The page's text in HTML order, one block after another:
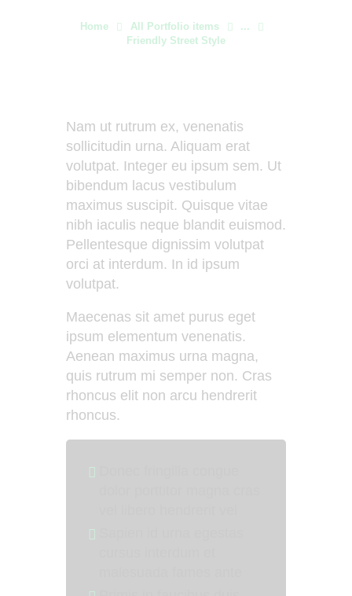
Home All Portfolio items
...
Friendly Street Style
Nam ut rutrum ex, venenatis
sollicitudin urna. Aliquam erat
volutpat. Integer eu ipsum sem. Ut
bibendum lacus vestibulum
maximus suscipit. Quisque vitae
nibh iaculis neque blandit euismod.
Pellentesque dignissim volutpat
orci at interdum. In id ipsum
volutpat.
Maecenas sit amet purus eget
ipsum elementum venenatis.
Aenean maximus urna magna,
quis rutrum mi semper non. Cras
rhoncus elit non arcu hendrerit
rhoncus.